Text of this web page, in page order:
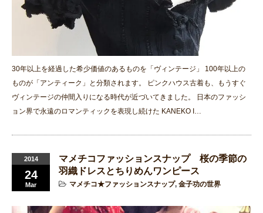
30年以上を経過した希少価値のあるものを「ヴィンテージ」 100年以上の
ものが「アンティーク」と分類されます。 ピンクハウス古着も、もうすぐ
ヴィンテージの仲間入りになる時代が近づいてきました。 日本のファッシ
ョン界で永遠のロマンティックを表現し続けた KANEKO I…
2014
24
Mar
マメチコファッションスナップ 桜の季節の
羽織ドレスとちりめんワンピース
マメチコ★ファッションスナップ, 金子功の世界